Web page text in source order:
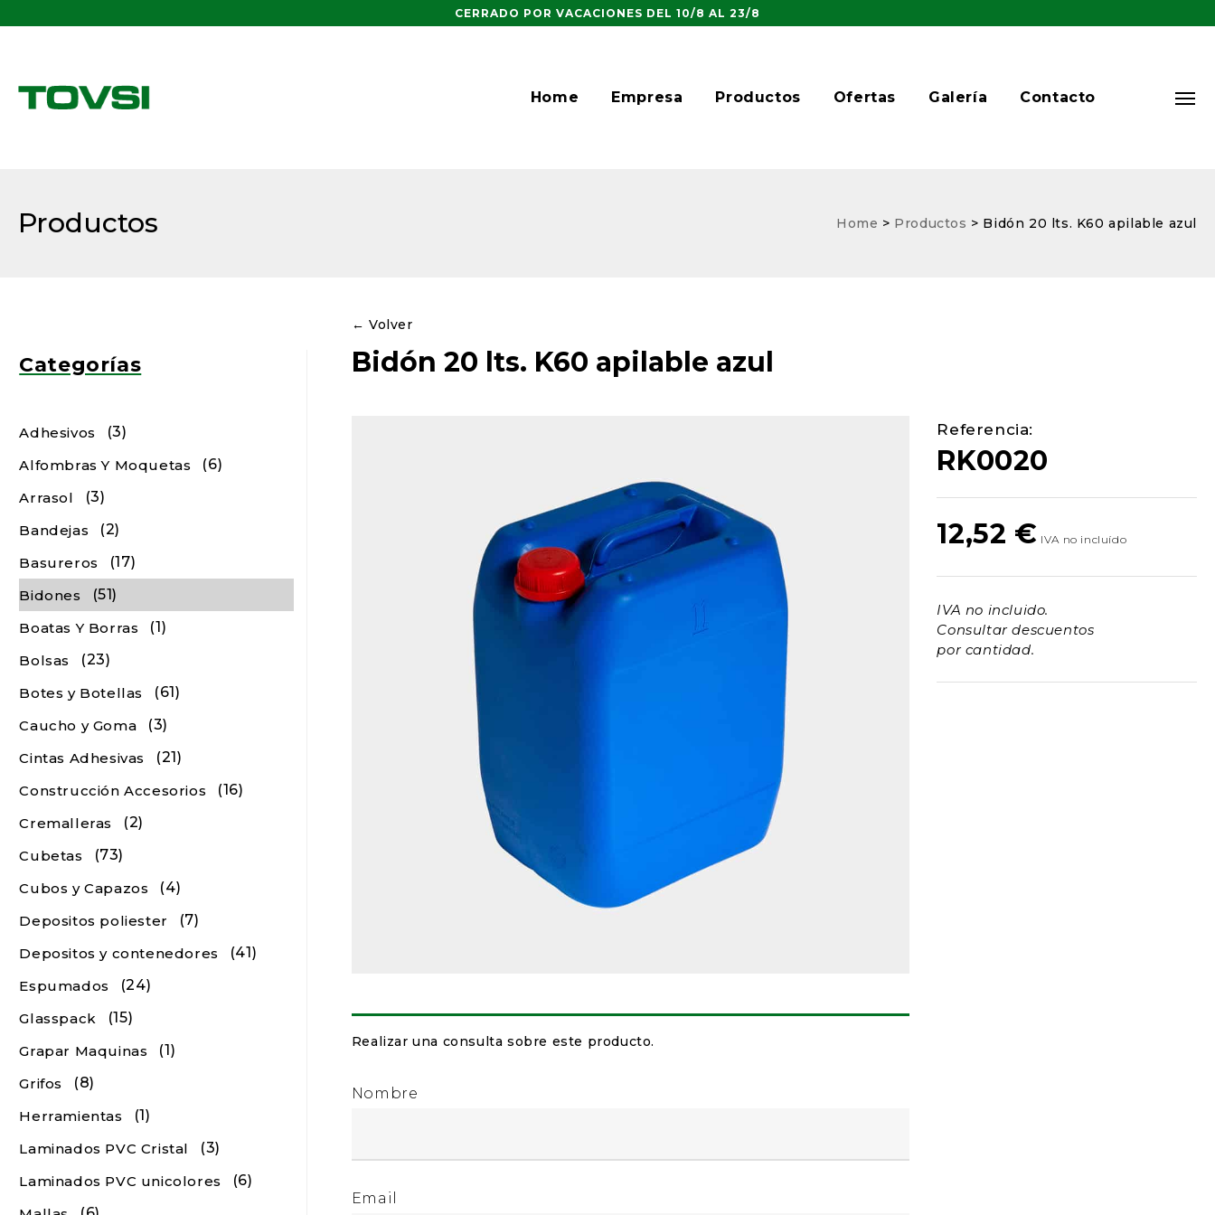
CERRADO POR VACACIONES DEL 10/8 AL 23/8
Home Empresa Productos Ofertas Galería Contacto
Productos Home > Productos > Bidón 20 lts. K60 apilable azul
Categorías
Adhesivos
(3)
Alfombras Y Moquetas
(6)
Arrasol
(3)
Bandejas
(2)
Basureros
(17)
Bidones
(51)
Boatas Y Borras
(1)
Bolsas
(23)
Botes y Botellas
(61)
Caucho y Goma
(3)
Cintas Adhesivas
(21)
Construcción Accesorios
(16)
Cremalleras
(2)
Cubetas
(73)
Cubos y Capazos
(4)
Depositos poliester
(7)
Depositos y contenedores
(41)
Espumados
(24)
Glasspack
(15)
Grapar Maquinas
(1)
Grifos
(8)
Herramientas
(1)
Laminados PVC Cristal
(3)
Laminados PVC unicolores
(6)
← Volver
Bidón 20 lts. K60 apilable azul
Referencia:
RK0020
12,52 €
IVA no incluido.
Consultar descuentos
por cantidad.
Realizar una consulta sobre este producto.
Nombre
Email